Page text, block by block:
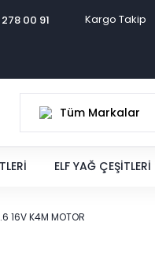
00 91 Kargo Takip
Tüm Markalar
ELF YAĞ ÇEŞITLERI
16V K4M MOTOR